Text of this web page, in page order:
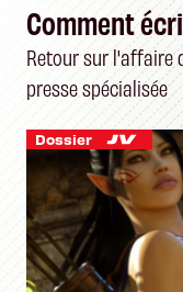
Comment
Retour sur l'affaire
presse spécialisée
Dossier